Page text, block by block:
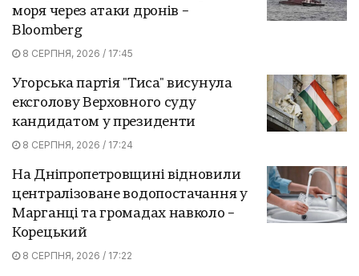
моря через атаки дронів –
Bloomberg
8 СЕРПНЯ, 2026 / 17:45
Угорська партія "Тиса" висунула
ексголову Верховного суду
кандидатом у президенти
8 СЕРПНЯ, 2026 / 17:24
На Дніпропетровщині відновили
централізоване водопостачання у
Марганці та громадах навколо –
Корецький
8 СЕРПНЯ, 2026 / 17:22